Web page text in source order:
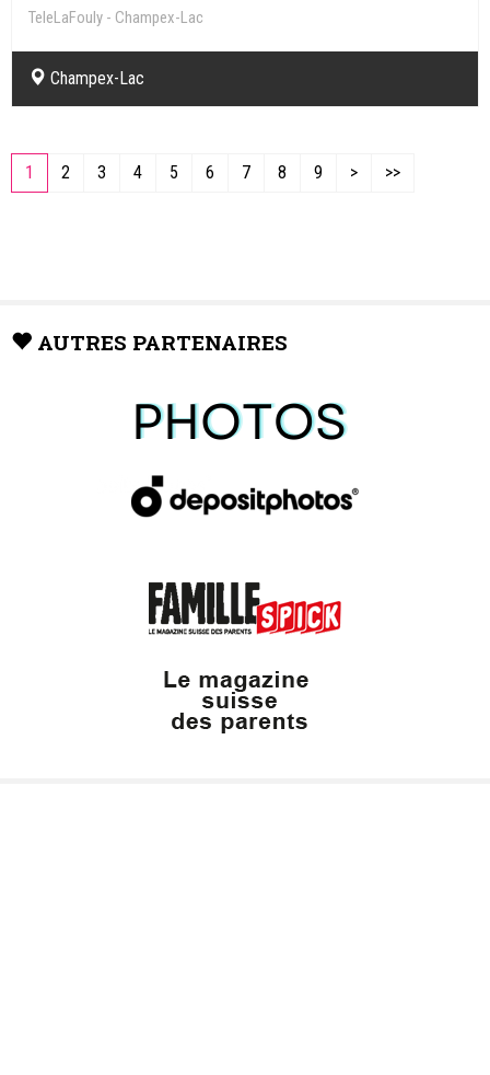
TeleLaFouly - Champex-Lac
Champex-Lac
1 2 3 4 5 6 7 8 9 > >>
AUTRES PARTENAIRES